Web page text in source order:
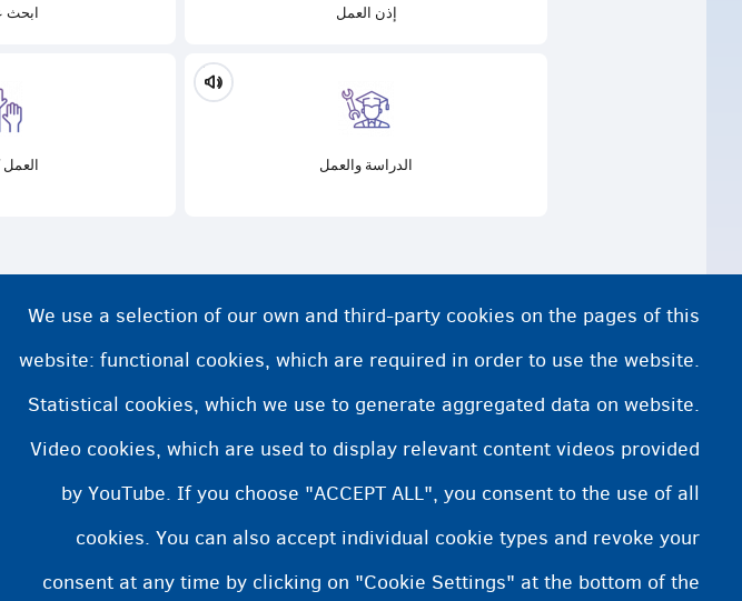
إذن العمل
الدراسة والعمل
We use a selection of our own and third-party cookies on the pages of this
website: functional cookies, which are required in order to use the website.
Statistical cookies, which we use to generate aggregated data on website.
Video cookies, which are used to display relevant content videos provided
by YouTube. If you choose "ACCEPT ALL", you consent to the use of all
cookies. You can also accept individual cookie types and revoke your
consent at any time by clicking on "Cookie Settings" at the bottom of the
Footer
Cookie Settings